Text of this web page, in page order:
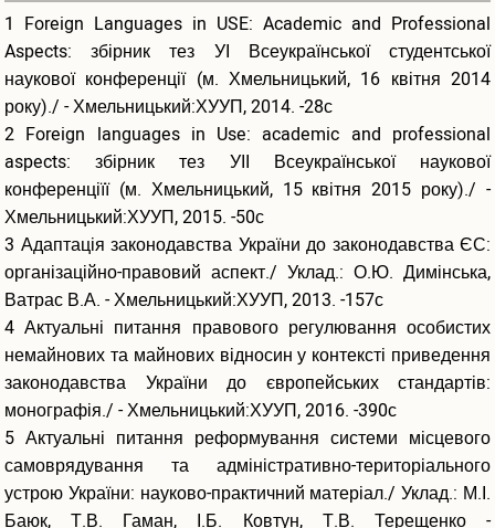
Перелік періодичних видань, які передплачує бібліотека
Програмні продукти
ТЕМАТИЧНІ РЕСУРСИ
Інструменти для дослідників
Джерела даних
Економічні науки
Юридичні науки
Інші науки
Квартиль журналу і як його знайти
ЕЛЕКТРОННІ РЕСУРСИ
Scopus
Web of Science
Research4Life
ScienceDirect
Coursera
Udemy
Labster
Prometheus
1 Foreign Languages in USE: Academic and Professional
Aspects: збірник тез УІ Всеукраїнської студентської
наукової конференції (м. Хмельницький, 16 квітня 2014
року)./ - Хмельницький:ХУУП, 2014. -28с
2 Foreign languages in Use: academic and professional
aspects: збірник тез УІІ Всеукраїнської наукової
конференціїї (м. Хмельницький, 15 квітня 2015 року)./ -
Хмельницький:ХУУП, 2015. -50с
3 Адаптація законодавства України до законодавства ЄС:
організаційно-правовий аспект./ Уклад.: О.Ю. Димінська,
Ватрас В.А. - Хмельницький:ХУУП, 2013. -157с
4 Актуальні питання правового регулювання особистих
немайнових та майнових відносин у контексті приведення
законодавства України до європейських стандартів:
монографія./ - Хмельницький:ХУУП, 2016. -390с
5 Актуальні питання реформування системи місцевого
самоврядування та адміністративно-територіального
устрою України: науково-практичний матеріал./ Уклад.: М.І.
Баюк, Т.В. Гаман, І.Б. Ковтун, Т.В. Терещенко -